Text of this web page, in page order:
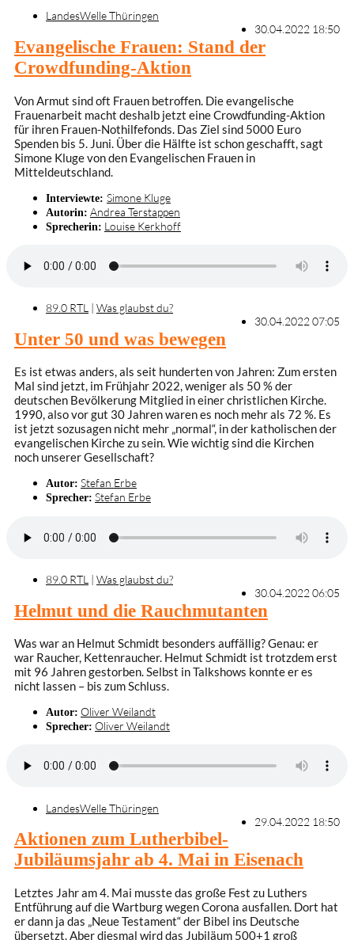
LandesWelle Thüringen
30.04.2022 18:50
Evangelische Frauen: Stand der
Crowdfunding-Aktion
Von Armut sind oft Frauen betroffen. Die evangelische
Frauenarbeit macht deshalb jetzt eine Crowdfunding-Aktion
für ihren Frauen-Nothilfefonds. Das Ziel sind 5000 Euro
Spenden bis 5. Juni. Über die Hälfte ist schon geschafft, sagt
Simone Kluge von den Evangelischen Frauen in
Mitteldeutschland.
Interviewte: Simone Kluge
Autorin: Andrea Terstappen
Sprecherin: Louise Kerkhoff
89.0 RTL | Was glaubst du?
30.04.2022 07:05
Unter 50 und was bewegen
Es ist etwas anders, als seit hunderten von Jahren: Zum ersten
Mal sind jetzt, im Frühjahr 2022, weniger als 50 % der
deutschen Bevölkerung Mitglied in einer christlichen Kirche.
1990, also vor gut 30 Jahren waren es noch mehr als 72 %. Es
ist jetzt sozusagen nicht mehr „normal“, in der katholischen der
evangelischen Kirche zu sein. Wie wichtig sind die Kirchen
noch unserer Gesellschaft?
Autor: Stefan Erbe
Sprecher: Stefan Erbe
89.0 RTL | Was glaubst du?
30.04.2022 06:05
Helmut und die Rauchmutanten
Was war an Helmut Schmidt besonders auffällig? Genau: er
war Raucher, Kettenraucher. Helmut Schmidt ist trotzdem erst
mit 96 Jahren gestorben. Selbst in Talkshows konnte er es
nicht lassen – bis zum Schluss.
Autor: Oliver Weilandt
Sprecher: Oliver Weilandt
LandesWelle Thüringen
29.04.2022 18:50
Aktionen zum Lutherbibel-
Jubiläumsjahr ab 4. Mai in Eisenach
Letztes Jahr am 4. Mai musste das große Fest zu Luthers
Entführung auf die Wartburg wegen Corona ausfallen. Dort hat
er dann ja das „Neue Testament“ der Bibel ins Deutsche
übersetzt. Aber diesmal wird das Jubiläum 500+1 groß